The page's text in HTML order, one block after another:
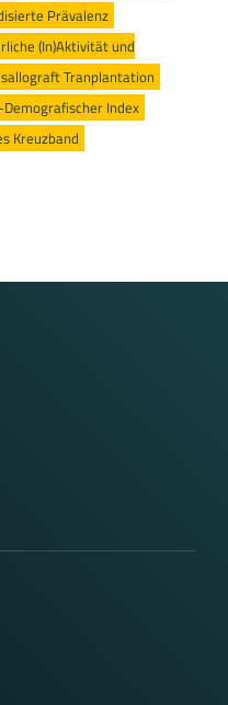
Prävalenz
(In)Aktivität und
Tranplantation
Index
Kreuzband